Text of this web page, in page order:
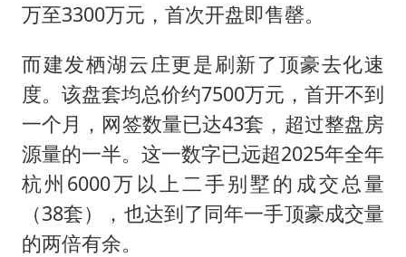
万至3300万元，首次开盘即售罄。
而建发栖湖云庄更是刷新了顶豪去化速
度。该盘套均总价约7500万元，首开不到
一个月，网签数量已达43套，超过整盘房
源量的一半。这一数字已远超2025年全年
杭州6000万以上二手别墅的成交总量
（38套），也达到了同年一手顶豪成交量
的两倍有余。